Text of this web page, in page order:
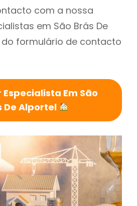
com a nossa
em São Brás De
formulário de contacto
Em São
De Alportel